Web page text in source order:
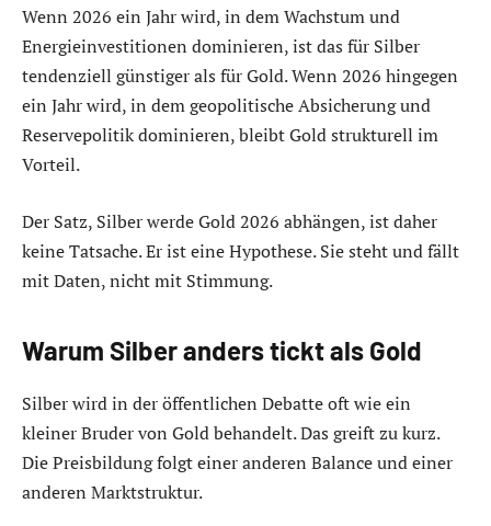
Wenn 2026 ein Jahr wird, in dem Wachstum und
Energieinvestitionen dominieren, ist das für Silber
tendenziell günstiger als für Gold. Wenn 2026 hingegen
ein Jahr wird, in dem geopolitische Absicherung und
Reservepolitik dominieren, bleibt Gold strukturell im
Vorteil.
Der Satz, Silber werde Gold 2026 abhängen, ist daher
keine Tatsache. Er ist eine Hypothese. Sie steht und fällt
mit Daten, nicht mit Stimmung.
Warum Silber anders tickt als Gold
Silber wird in der öffentlichen Debatte oft wie ein
kleiner Bruder von Gold behandelt. Das greift zu kurz.
Die Preisbildung folgt einer anderen Balance und einer
anderen Marktstruktur.